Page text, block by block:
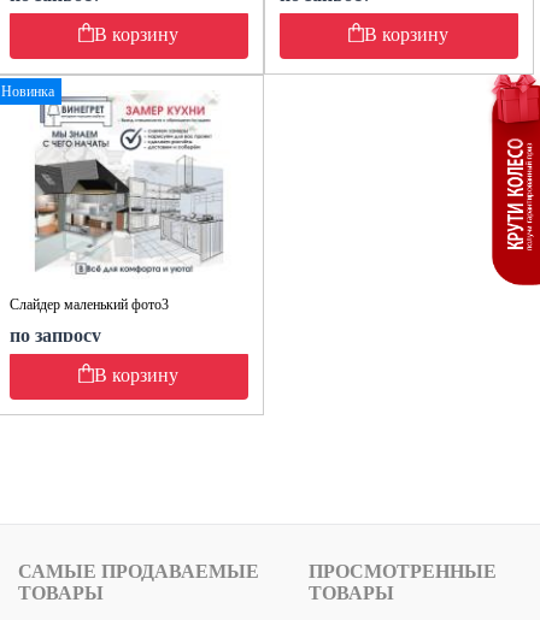
В корзину
В корзину
Новинка
Слайдер маленький фото3
по запросу
В корзину
САМЫЕ ПРОДАВАЕМЫЕ
ТОВАРЫ
ПРОСМОТРЕННЫЕ
ТОВАРЫ